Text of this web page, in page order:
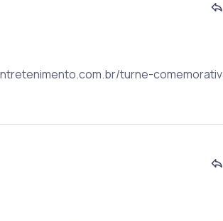
turne-